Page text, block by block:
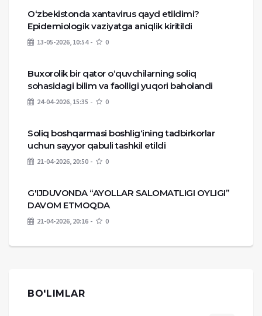
O‘zbekistonda xantavirus qayd etildimi?
Epidemiologik vaziyatga aniqlik kiritildi
13-05-2026, 10:54 0
Buxorolik bir qator o‘quvchilarning soliq
sohasidagi bilim va faolligi yuqori baholandi
24-04-2026, 15:35 0
Soliq boshqarmasi boshlig‘ining tadbirkorlar
uchun sayyor qabuli tashkil etildi
21-04-2026, 20:50 0
G'IJDUVONDA “AYOLLAR SALOMATLIGI OYLIGI”
DAVOM ETMOQDA
21-04-2026, 20:16 0
BO'LIMLAR